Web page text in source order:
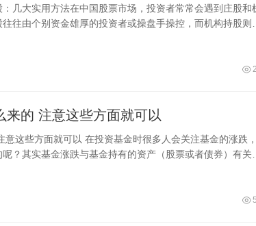
几大实用方法在中国股票市场，投资者常常会遇到庄股和
往由个别资金雄厚的投资者或操盘手操控，而机构持股则主
基金的涨跌是怎么来的 注意这些方面就可以
？其实基金涨跌与基金持有的资产（股票或者债券）有关，